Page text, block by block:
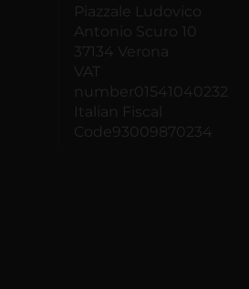
Piazzale Ludovico
Antonio Scuro 10
37134 Verona
VAT
number01541040232
Italian Fiscal
Code93009870234